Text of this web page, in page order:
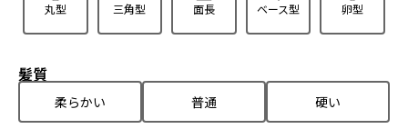
丸型 三角型 面長 ベース型 卵型
髪質
柔らかい 普通 硬い